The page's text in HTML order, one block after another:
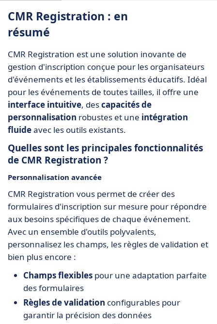
CMR Registration : en
résumé
CMR Registration est une solution inovante de
gestion d'inscription conçue pour les organisateurs
d'événements et les établissements éducatifs. Idéal
pour les événements de toutes tailles, il offre une
interface intuitive, descapacités de
personnalisation robustes et une intégration
fluideavec les outils existants.
Quelles sont les principales fonctionnalités
de CMR Registration ?
Personnalisation avancée
CMR Registration vous permet de créer des
formulaires d'inscription sur mesure pour répondre
aux besoins spécifiques de chaque événement.
Avec un ensemble d'outils polyvalents,
personnalisez les champs, les règles de validation et
bien plus encore :
Champs flexibles pour une adaptation parfaite
des formulaires
Règles de validation configurables pour
garantir la précision des données